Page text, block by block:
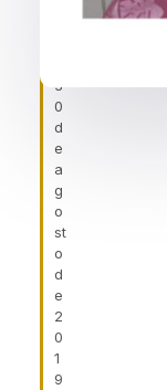
3
0
d
e
a
g
o
st
o
d
e
2
0
1
9